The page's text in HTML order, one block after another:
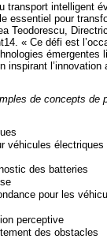
transport intelligent
essentiel pour
Teodorescu,
« Ce défi est
inspirant
de concepts de
véhicules
des batteries
pour les
perceptive
des obstacles